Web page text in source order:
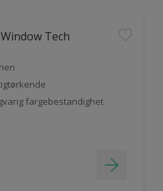
Tech
fargebestandighet